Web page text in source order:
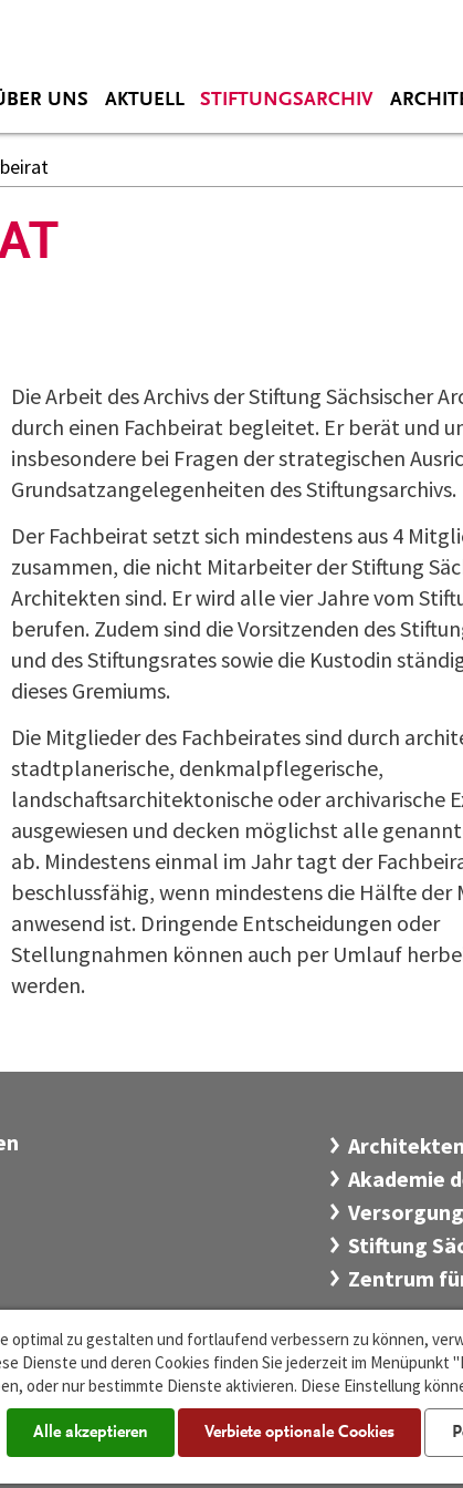
UNS AKTUELL STIFTUNGSARCHIV
Die Arbeit des Archivs der Stiftung Sächsischer
durch einen Fachbeirat begleitet. Er berät und
insbesondere bei Fragen der strategischen
Grundsatzangelegenheiten des Stiftungsarchivs.
Der Fachbeirat setzt sich mindestens aus 4
zusammen, die nicht Mitarbeiter der Stiftung
Architekten sind. Er wird alle vier Jahre vom
berufen. Zudem sind die Vorsitzenden des
und des Stiftungsrates sowie die Kustodin
dieses Gremiums.
Die Mitglieder des Fachbeirates sind durch
stadtplanerische, denkmalpflegerische,
landschaftsarchitektonische oder archivarische
ausgewiesen und decken möglichst alle
ab. Mindestens einmal im Jahr tagt der
beschlussfähig, wenn mindestens die Hälfte der
anwesend ist. Dringende Entscheidungen oder
Stellungnahmen können auch per Umlauf
werden.
· de
Akademie
Stiftung
Zentrum
Cookie-Einstellungen
optimal zu gestalten und fortlaufend verbessern zu können,
Dienste und deren Cookies finden Sie jederzeit im Menüpunkt
oder nur bestimmte Dienste aktivieren. Diese Einstellung
Alle akzeptieren Verbiete optionale Cookies